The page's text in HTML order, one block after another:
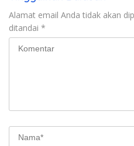
Alamat email Anda tidak akan
ditandai *